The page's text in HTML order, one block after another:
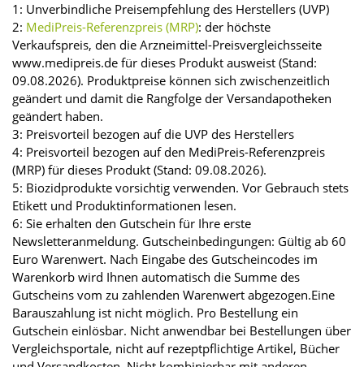
1: Unverbindliche Preisempfehlung des Herstellers (UVP)
2: MediPreis-Referenzpreis (MRP): der höchste
Verkaufspreis, den die Arzneimittel-Preisvergleichsseite
www.medipreis.de für dieses Produkt ausweist (Stand:
09.08.2026). Produktpreise können sich zwischenzeitlich
geändert und damit die Rangfolge der Versandapotheken
geändert haben.
3: Preisvorteil bezogen auf die UVP des Herstellers
4: Preisvorteil bezogen auf den MediPreis-Referenzpreis
(MRP) für dieses Produkt (Stand: 09.08.2026).
5: Biozidprodukte vorsichtig verwenden. Vor Gebrauch stets
Etikett und Produktinformationen lesen.
6: Sie erhalten den Gutschein für Ihre erste
Newsletteranmeldung. Gutscheinbedingungen: Gültig ab 60
Euro Warenwert. Nach Eingabe des Gutscheincodes im
Warenkorb wird Ihnen automatisch die Summe des
Gutscheins vom zu zahlenden Warenwert abgezogen.Eine
Barauszahlung ist nicht möglich. Pro Bestellung ein
Gutschein einlösbar. Nicht anwendbar bei Bestellungen über
Vergleichsportale, nicht auf rezeptpflichtige Artikel, Bücher